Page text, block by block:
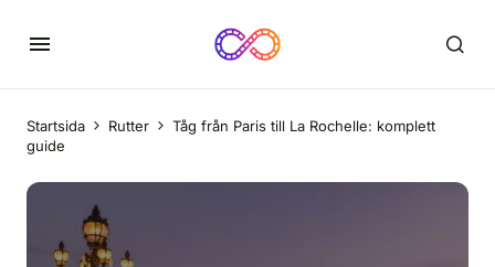
Startsida Rutter
Tåg från Paris till La Rochelle: komplett
guide